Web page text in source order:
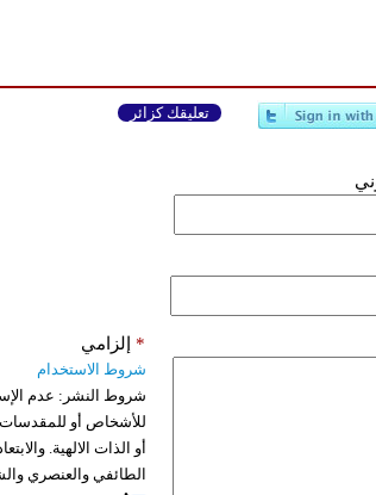
تعليقك كزائر
إلزامي *
شروط الاستخدام
شروط النشر: عدم
للأشخاص أو للمقدسات
أو الذات الالهية.
الطائفي والعنصري